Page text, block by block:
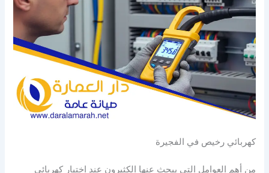
كهربائي رخيص في الفجيرة
من أهم العوامل التي يبحث عنها الكثيرون عند اختيار كهربائي